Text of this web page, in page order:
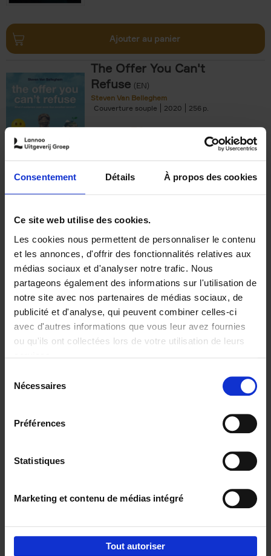
Consentement Détails À propos des cookies
Ce site web utilise des cookies.
Les cookies nous permettent de personnaliser le contenu
et les annonces, d'offrir des fonctionnalités relatives aux
médias sociaux et d'analyser notre trafic. Nous
partageons également des informations sur l'utilisation de
notre site avec nos partenaires de médias sociaux, de
publicité et d'analyse, qui peuvent combiner celles-ci
avec d'autres informations que vous leur avez fournies
ou qu'ils ont collectées lors de votre utilisation de leurs
Nécessaires
Préférences
Statistiques
Marketing et contenu de médias intégré
Tout autoriser
Ajouter au panier
The Offer You Can't
Refuse (EN)
Steven Van Belleghem
Couverture souple
2020 256
€37,50
Building Bonds = Building
Business
Jochen Roef Jozefien De Feyter
Carolien Boom
Couverture souple
2025 200
€29,99
Digital marketing like a PRO -
completely revised edition (EN)